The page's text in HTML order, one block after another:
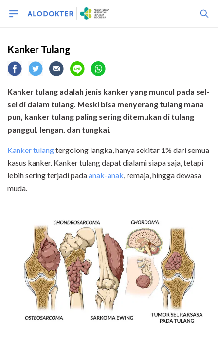
Kanker Tulang
Kanker tulang adalah jenis kanker yang muncul pada sel-
sel di dalam tulang. Meski bisa menyerang tulang mana
pun, kanker tulang paling sering ditemukan di tulang
panggul, lengan, dan tungkai.
Kanker tulangtergolong langka, hanya sekitar 1% dari semua
kasus kanker. Kanker tulang dapat dialami siapa saja, tetapi
lebih sering terjadi padaanak-anak, remaja, hingga dewasa
muda.